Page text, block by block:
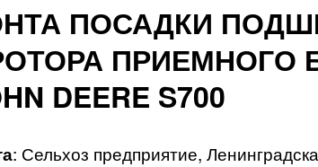
ПОСАДКИ
ПРИЕМНОГО
DEERE S700
: Сельхоз предприятие,